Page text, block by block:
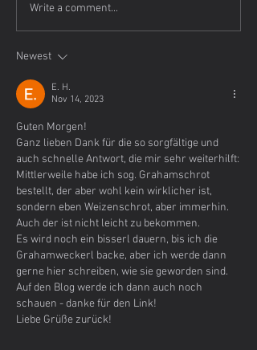
Allerheiligenstriezel mit
– Kürbis, ganz klar!
Write a comment...
Newest
E. H.
Nov 14, 2023
Guten Morgen!
Ganz lieben Dank für die so sorgfältige und
auch schnelle Antwort, die mir sehr weiterhilft:
Mittlerweile habe ich sog. Grahamschrot
bestellt, der aber wohl kein wirklicher ist,
sondern eben Weizenschrot, aber immerhin.
Auch der ist nicht leicht zu bekommen.
Es wird noch ein bisserl dauern, bis ich die
Grahamweckerl backe, aber ich werde dann
gerne hier schreiben, wie sie geworden sind.
Auf den Blog werde ich dann auch noch
schauen - danke für den Link!
Liebe Grüße zurück!